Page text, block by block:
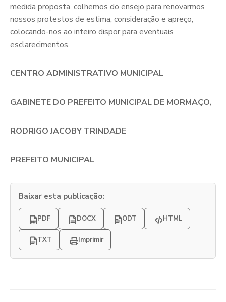
medida proposta, colhemos do ensejo para renovarmos
nossos protestos de estima, consideração e apreço,
colocando-nos ao inteiro dispor para eventuais
esclarecimentos.
CENTRO ADMINISTRATIVO MUNICIPAL
GABINETE DO PREFEITO MUNICIPAL DE MORMAÇO,
RODRIGO JACOBY TRINDADE
PREFEITO MUNICIPAL
Baixar esta publicação:
PDF DOCX ODT HTML
TXT Imprimir